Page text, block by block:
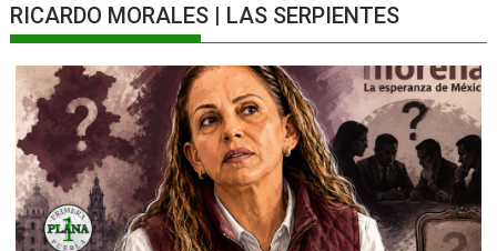
RICARDO MORALES | LAS SERPIENTES